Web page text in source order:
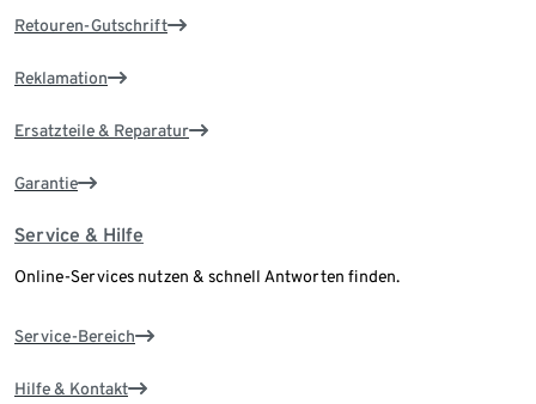
Retouren-Gutschrift
Reklamation
Ersatzteile & Reparatur
Garantie
Service & Hilfe
Online-Services nutzen & schnell Antworten finden.
Service-Bereich
Hilfe & Kontakt